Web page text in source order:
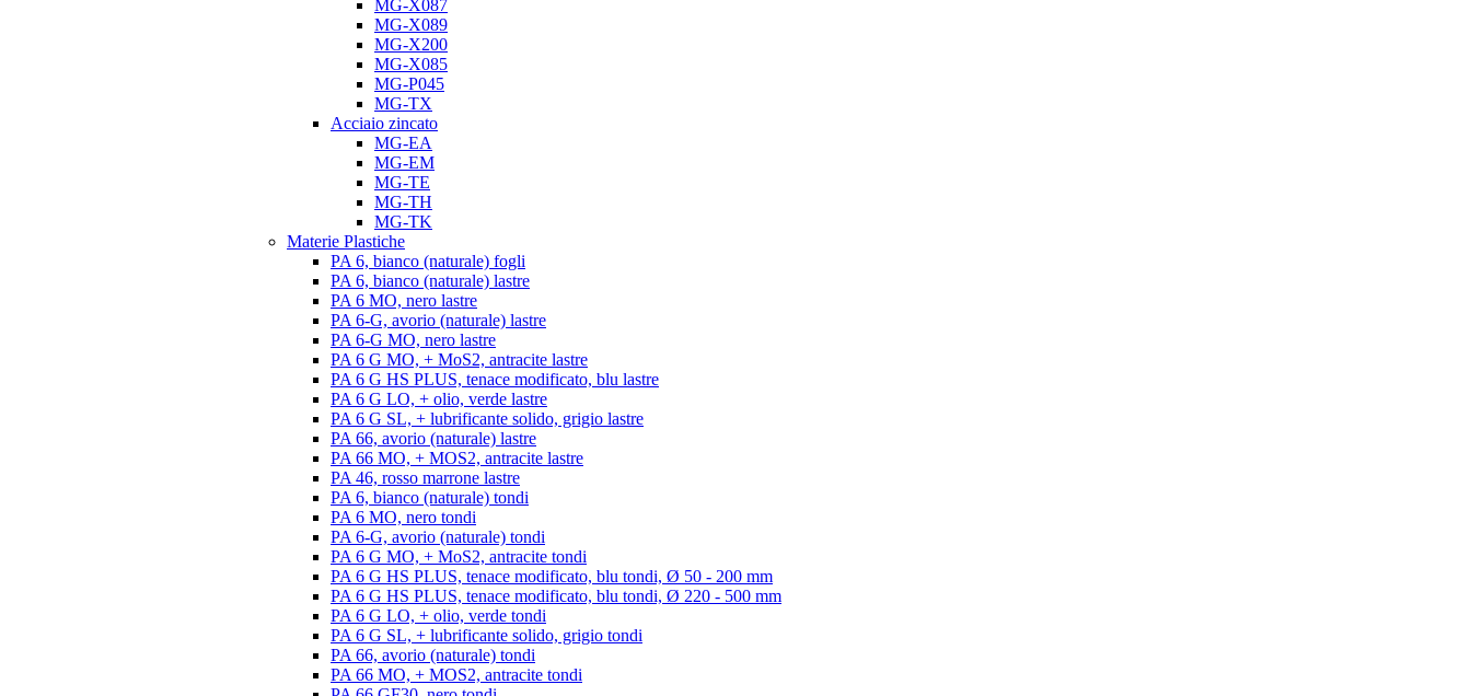
MG-X087
MG-X089
MG-X200
MG-X085
MG-P045
MG-TX
Acciaio zincato
MG-EA
MG-EM
MG-TE
MG-TH
MG-TK
Materie Plastiche
PA 6, bianco (naturale) fogli
PA 6, bianco (naturale) lastre
PA 6 MO, nero lastre
PA 6-G, avorio (naturale) lastre
PA 6-G MO, nero lastre
PA 6 G MO, + MoS2, antracite lastre
PA 6 G HS PLUS, tenace modificato, blu lastre
PA 6 G LO, + olio, verde lastre
PA 6 G SL, + lubrificante solido, grigio lastre
PA 66, avorio (naturale) lastre
PA 66 MO, + MOS2, antracite lastre
PA 46, rosso marrone lastre
PA 6, bianco (naturale) tondi
PA 6 MO, nero tondi
PA 6-G, avorio (naturale) tondi
PA 6 G MO, + MoS2, antracite tondi
PA 6 G HS PLUS, tenace modificato, blu tondi, Ø 50 - 200 mm
PA 6 G HS PLUS, tenace modificato, blu tondi, Ø 220 - 500 mm
PA 6 G LO, + olio, verde tondi
PA 6 G SL, + lubrificante solido, grigio tondi
PA 66, avorio (naturale) tondi
PA 66 MO, + MOS2, antracite tondi